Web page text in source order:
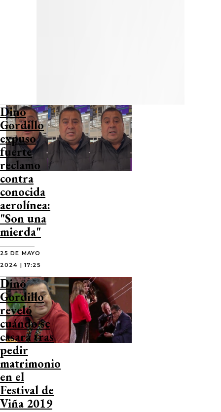
Dino
Gordillo
expuso
fuerte
reclamo
contra
conocida
aerolínea:
"Son una
mierda"
25 DE MAYO
2024 | 17:25
Dino
Gordillo
reveló
cuándo se
casará tras
pedir
matrimonio
en el
Festival de
Viña 2019